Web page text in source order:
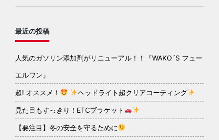
最近の投稿
人気のガソリン添加剤がリニューアル！！『WAKO´S フュー
エルワン』
超! オススメ！ ヘッドライト超クリアコーティング
見た目もすっきり！ETCブラケット
【要注目】冬の安全を守るために